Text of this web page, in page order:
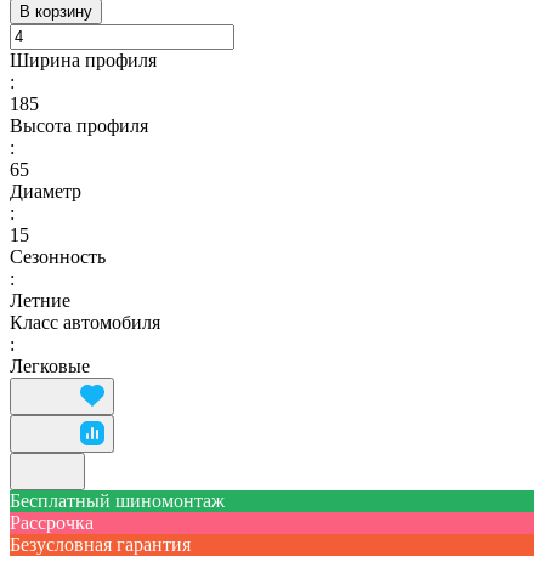
В корзину
Ширина профиля
:
185
Высота профиля
:
65
Диаметр
:
15
Сезонность
:
Летние
Класс автомобиля
:
Легковые
Бесплатный шиномонтаж
Рассрочка
Безусловная гарантия